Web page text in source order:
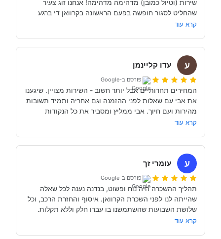
היה זמין לכל שאלה, לפני ובמהלך השהות שלנו (וכמעט ולא
השכרנו את הקרוואן בדורטמונד, בגרמניה- קיבלנו את האוטו
תודה אבי!
קרא עוד
ע עדו קליינמן
פורסם ב-Google
קרא עוד
ע עומרי זך
פורסם ב-Google
מאוד מומלץ לכל מי שרוצה לעשות חופשה בקרוואן.
קרא עוד